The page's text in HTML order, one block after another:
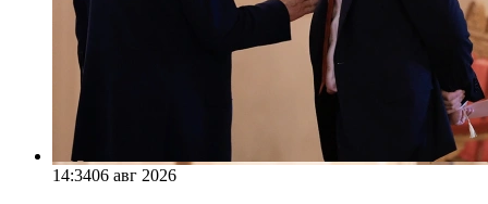
14:3406 авг 2026